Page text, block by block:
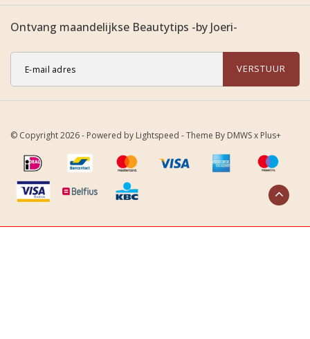
Ontvang maandelijkse Beautytips -by Joeri-
VERSTUUR
© Copyright 2026 - Powered by Lightspeed - Theme By DMWSx Plus+